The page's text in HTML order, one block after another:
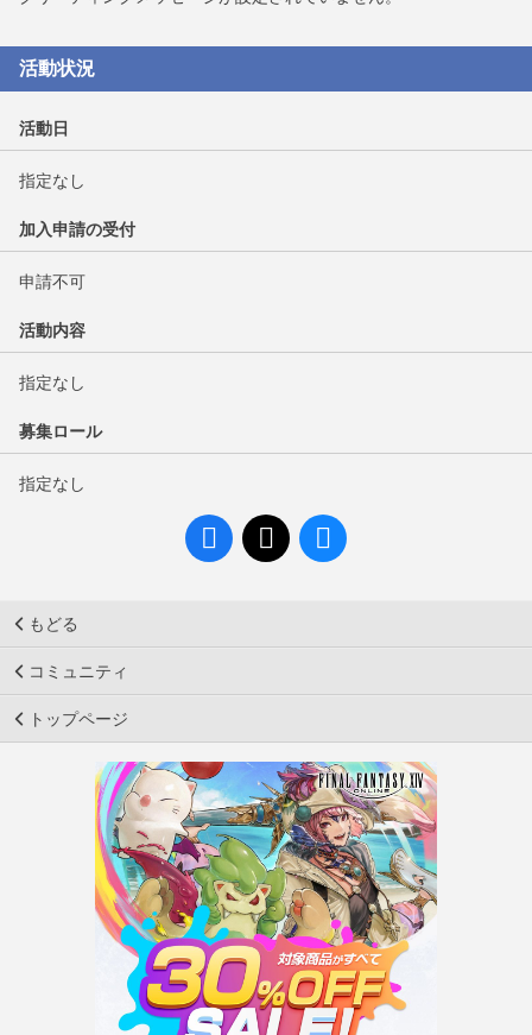
活動状況
活動日
指定なし
加入申請の受付
申請不可
活動内容
指定なし
募集ロール
指定なし
もどる
コミュニティ
トップページ